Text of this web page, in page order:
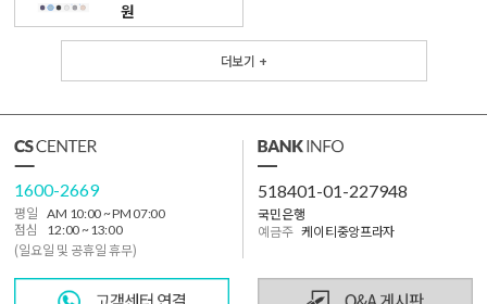
원
더보기 +
1600-2669
평일
AM 10:00 ~ PM 07:00
점심
12:00 ~ 13:00
(일요일 및 공휴일 휴무)
518401-01-227948
국민은행
예금주 케이티중앙프라자